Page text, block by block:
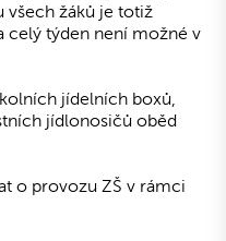
všech žáků je totiž
celý týden není možné v
jídelních boxů,
jídlonosičů oběd
o provozu ZŠ v rámci